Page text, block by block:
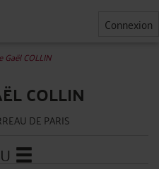
Connexion
Gaël COLLIN
COLLIN
DE PARIS